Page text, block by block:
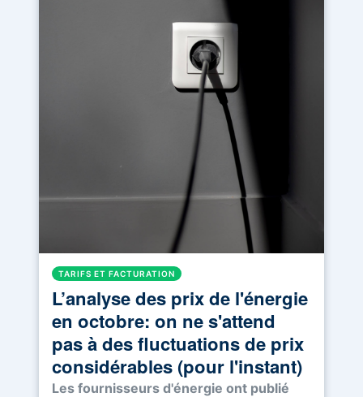
TARIFS ET FACTURATION
L’analyse des prix de l'énergie
en octobre: on ne s'attend
pas à des fluctuations de prix
considérables (pour l'instant)
Les fournisseurs d'énergie ont publié